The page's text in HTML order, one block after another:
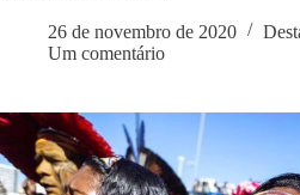
26 de novembro de 2020
Um comentário